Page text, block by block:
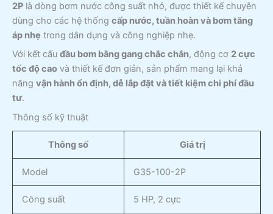
2P là dòng bơm nước công suất nhỏ, được thiết kế chuyên
dùng cho các hệ thống cấp nước, tuần hoàn và bơm tăng
áp nhẹ trong dân dụng và công nghiệp nhẹ.
Với kết cấu đầu bơm bằng gang chắc chắn, động cơ 2 cực
tốc độ cao và thiết kế đơn giản, sản phẩm mang lại khả
năng vận hành ổn định, dễ lắp đặt và tiết kiệm chi phí đầu
tư.
Thông số kỹ thuật
Thông số Giá trị
Model G35-100-2P
Công suất 5 HP, 2 cực